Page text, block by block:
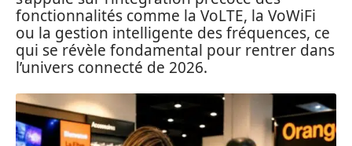
fonctionnalités comme la VoLTE, la VoWiFi
ou la gestion intelligente des fréquences, ce
qui se révèle fondamental pour rentrer dans
l’univers connecté de 2026.